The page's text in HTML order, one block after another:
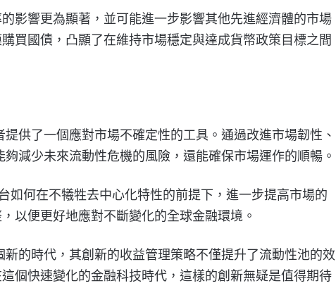
影響更為顯著，並可能進一步影響其他先進經濟體的市場
買國債，凸顯了在維持市場穩定與達成貨幣政策目標之間
供了一個應對市場不確定性的工具。通過改進市場韌性、
減少未來流動性危機的風險，還能確保市場運作的順暢。
如何在不犧牲去中心化特性的前提下，進一步提高市場的
以便更好地應對不斷變化的全球金融環境。
的時代，其創新的收益管理策略不僅提升了流動性池的效
個快速變化的金融科技時代，這樣的創新無疑是值得期待